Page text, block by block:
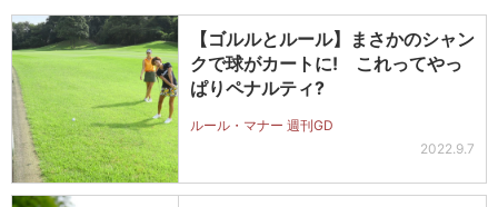
【ゴルルとルール】まさかのシャン
クで球がカートに! これってやっ
ぱりペナルティ?
ルール・マナー 週刊GD
2022.9.7